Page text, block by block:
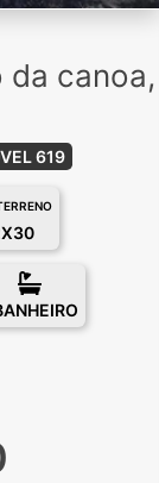
da canoa,
619